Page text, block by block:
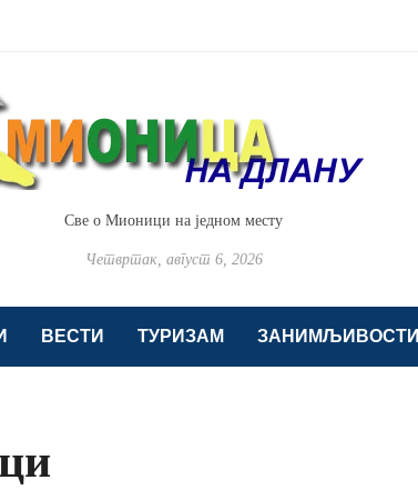
Све о Мионици на једном месту
Четвртак, август 6, 2026
ВЕСТИ ТУРИЗАМ ЗАНИМЉИВОСТИ